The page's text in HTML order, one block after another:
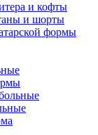
и кофты
и шорты
формы